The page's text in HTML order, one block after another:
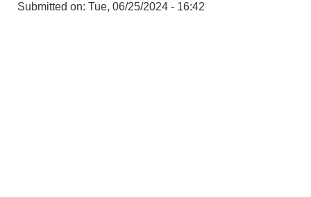
Submitted on: Tue, 06/25/2024 - 16:42